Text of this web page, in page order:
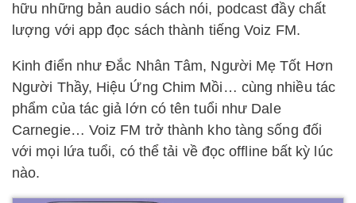
hữu những bản audio sách nói, podcast đầy chất
lượng với app đọc sách thành tiếng Voiz FM.
Kinh điển như Đắc Nhân Tâm, Người Mẹ Tốt Hơn
Người Thầy, Hiệu Ứng Chim Mồi… cùng nhiều tác
phẩm của tác giả lớn có tên tuổi như Dale
Carnegie… Voiz FM trở thành kho tàng sống đối
với mọi lứa tuổi, có thể tải về đọc offline bất kỳ lúc
nào.